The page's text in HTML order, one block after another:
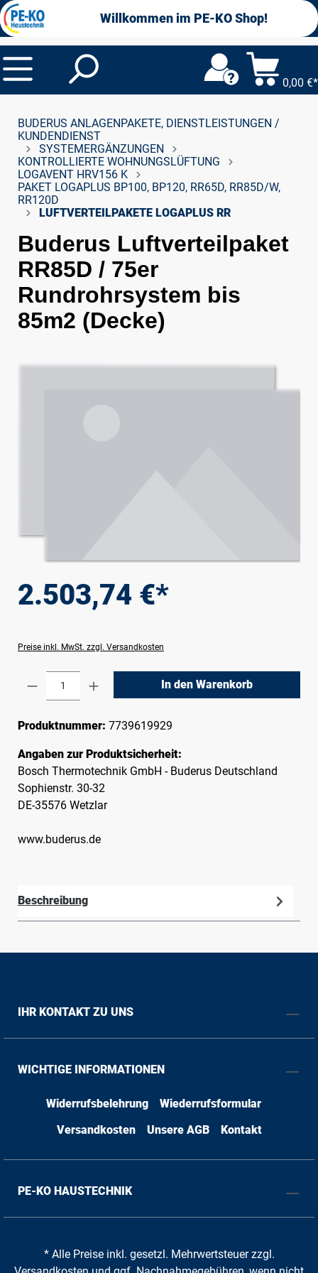
springen Willkommen im PE-KO Shop!
0,00 €*
BUDERUS ANLAGENPAKETE, DIENSTLEISTUNGEN /
KUNDENDIENST
SYSTEMERGÄNZUNGEN
KONTROLLIERTE WOHNUNGSLÜFTUNG
LOGAVENT HRV156 K
PAKET LOGAPLUS BP100, BP120, RR65D, RR85D/W,
RR120D
LUFTVERTEILPAKETE LOGAPLUS RR
Buderus Luftverteilpaket
RR85D / 75er
Rundrohrsystem bis
85m2 (Decke)
Bildergalerie überspringen
2.503,74 €*
Preise inkl. MwSt. zzgl. Versandkosten
Produkt Anzahl: Gib den gewünschten
In den Warenkorb
Produktnummer: 7739619929
Angaben zur Produktsicherheit:
Bosch Thermotechnik GmbH - Buderus Deutschland
Sophienstr. 30-32
DE-35576 Wetzlar
www.buderus.de
Beschreibung
IHR KONTAKT ZU UNS
WICHTIGE INFORMATIONEN
Widerrufsbelehrung
Wiederrufsformular
Versandkosten
Unsere AGB Kontakt
PE-KO HAUSTECHNIK
* Alle Preise inkl. gesetzl. Mehrwertsteuer zzgl.